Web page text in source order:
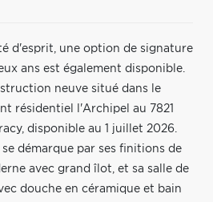
d'esprit, une option de signature
ans est également disponible.
neuve situé dans le
résidentiel l'Archipel au 7821
disponible au 1 juillet 2026.
démarque par ses finitions de
avec grand îlot, et sa salle de
douche en céramique et bain